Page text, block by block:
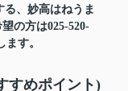
、妙高はねうま
の方は025-520-
す。
すめポイント)